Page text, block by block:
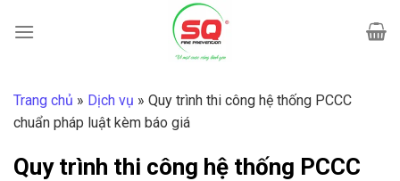
qua
Trang chủ » Dịch vụ » Quy trình thi công hệ thống PCCC
chuẩn pháp luật kèm báo giá
Quy trình thi công hệ thống PCCC